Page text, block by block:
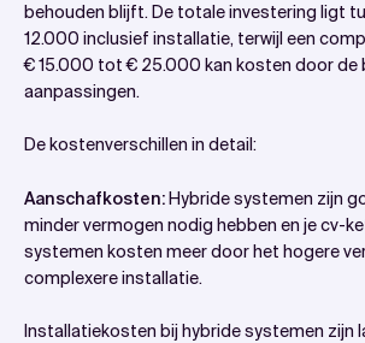
behouden blijft. De totale investering ligt
12.000 inclusief installatie, terwijl een
€ 15.000 tot € 25.000 kan kosten door de
aanpassingen.
De kostenverschillen in detail:
Aanschafkosten:Hybride systemen zijn
minder vermogen nodig hebben en je cv-
systemen kosten meer door het hogere
complexere installatie.
Installatiekosten bij hybride systemen zijn